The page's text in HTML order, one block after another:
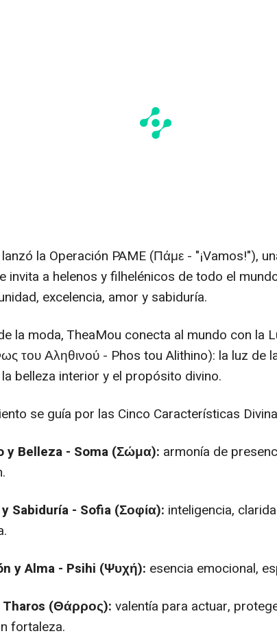
la Operación PAME (Πάμε - "¡Vamos!"),
invita a helenos y filhelénicos de todo el
excelencia, amor y sabiduría.
la moda, TheaMou conecta al mundo con la
του Αληθινού - Phos tou Alithino): la luz de
belleza interior y el propósito divino.
se guía por las Cinco Características
y Belleza - Soma (Σώμα): armonía de
Sabiduría - Sofia (Σοφία): inteligencia,
y Alma - Psihi (Ψυχή): esencia emocional,
Tharos (Θάρρος): valentía para actuar,
fortaleza.